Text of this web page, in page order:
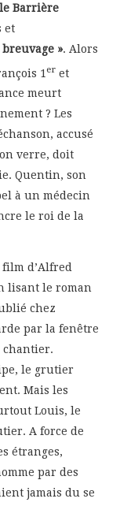
Barrière
et
». Alors
1 eret
meurt
? Les
accusé
verre, doit
Quentin, son
à un médecin
le roi de la
d’Alfred
lisant le roman
chez
par la fenêtre
chantier.
le grutier
Mais les
Louis, le
A force de
étranges,
par des
jamais du se